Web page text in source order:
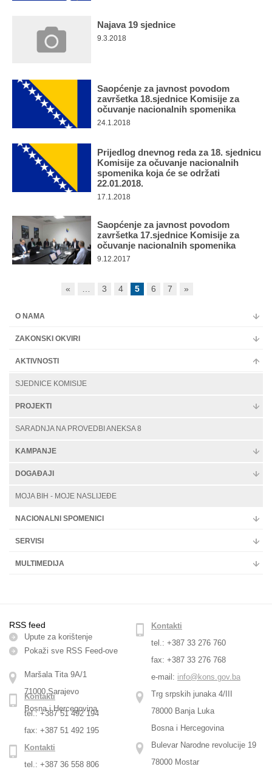
Najava 19 sjednice
9.3.2018
Saopćenje za javnost povodom
završetka 18.sjednice Komisije za
očuvanje nacionalnih spomenika
24.1.2018
Prijedlog dnevnog reda za 18. sjednicu
Komisije za očuvanje nacionalnih
spomenika koja će se održati
22.01.2018.
17.1.2018
Saopćenje za javnost povodom
završetka 17.sjednice Komisije za
očuvanje nacionalnih spomenika
9.12.2017
« 3 4 5 6 7 »
O NAMA
ZAKONSKI OKVIRI
AKTIVNOSTI
SJEDNICE KOMISIJE
PROJEKTI
SARADNJA NA PROVEDBI ANEKSA 8
KAMPANJE
DOGAĐAJI
MOJA BIH - MOJE NASLIJEĐE
NACIONALNI SPOMENICI
SERVISI
MULTIMEDIJA
RSS feed
Upute za korištenje
Pokaži sve RSS Feed-оve
Maršala Tita 9A/1
71000 Sarajevo
Bosna i Hercegovina
Kontakti
tel.: +387 33 276 760
fax: +387 33 276 768
e-mail: info@kons.gov.ba
Trg srpskih junaka 4/III
78000 Banja Luka
Bosna i Hercegovina
Kontakti
tel.: +387 51 492 194
fax: +387 51 492 195
Bulevar Narodne revolucije 19
78000 Mostar
Kontakti
tel.: +387 36 558 806